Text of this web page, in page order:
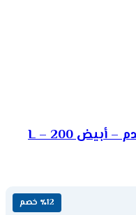
٪12 خصم